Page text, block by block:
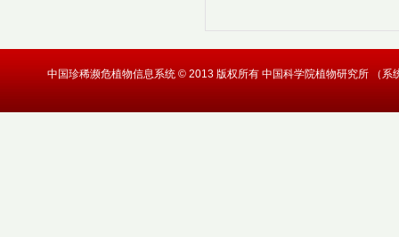
中国珍稀濒危植物信息系统 © 2013 版权所有 中国科学院植物研究所